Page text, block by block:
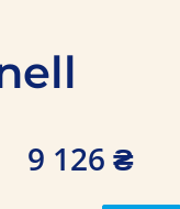
9 126 ₴